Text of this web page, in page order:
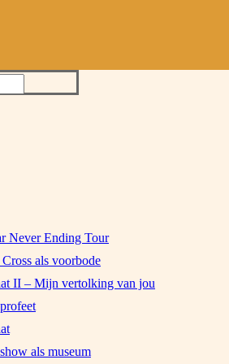
Never Ending Tour
als voorbode
II – Mijn vertolking van jou
als museum